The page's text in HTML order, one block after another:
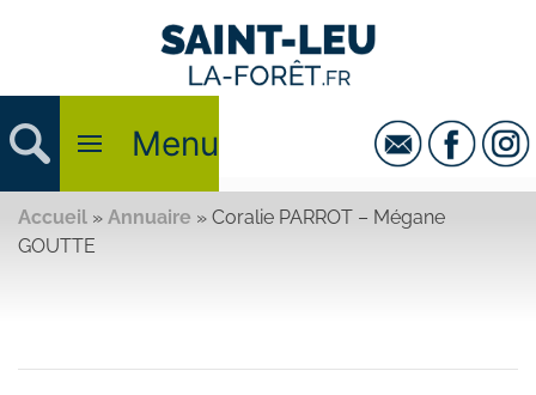
Menu
Accueil » Annuaire » Coralie PARROT – Mégane
GOUTTE